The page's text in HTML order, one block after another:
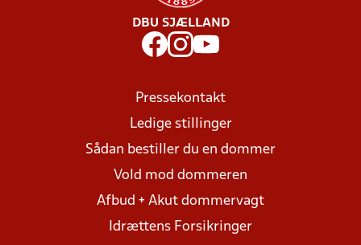
DBU SJÆLLAND
Pressekontakt
Ledige stillinger
Sådan bestiller du en dommer
Vold mod dommeren
Afbud + Akut dommervagt
Idrættens Forsikringer